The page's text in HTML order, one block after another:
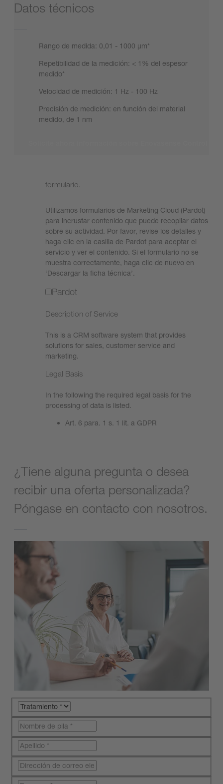
Datos técnicos
Rango de medida: 0,01 - 1000 µm*
Repetibilidad de la medición: < 1% del espesor
medido*
Velocidad de medición: 1 Hz - 100 Hz
Precisión de medición: en función del material
medido, de 1 nm
formulario.
Utilizamos formularios de Marketing Cloud (Pardot)
para incrustar contenido que puede recopilar datos
sobre su actividad. Por favor, revise los detalles y
haga clic en la casilla de Pardot para aceptar el
servicio y ver el contenido. Si el formulario no se
muestra correctamente, haga clic de nuevo en
‘Descargar la ficha técnica’.
Pardot
Description of Service
This is a CRM software system that provides
solutions for sales, customer service and
marketing.
Legal Basis
In the following the required legal basis for the
processing of data is listed.
Art. 6 para. 1 s. 1 lit. a GDPR
¿Tiene alguna pregunta o desea
recibir una oferta personalizada?
Póngase en contacto con nosotros.